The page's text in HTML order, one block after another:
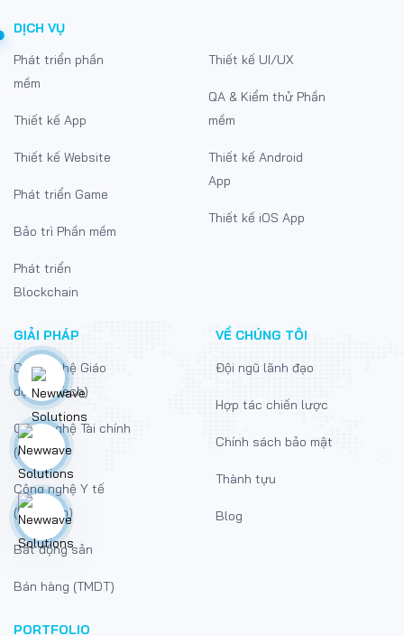
DỊCH VỤ
Phát triển phần
mềm
Thiết kế App
Thiết kế Website
Phát triển Game
Bảo trì Phần mềm
Phát triển
Blockchain
Thiết kế UI/UX
QA & Kiểm thử Phần
mềm
Thiết kế Android
App
Thiết kế iOS App
GIẢI PHÁP
Công nghệ Giáo
dục (EdTech)
Công nghệ Tài chính
(FinTech)
Công nghệ Y tế
(MedTech)
Bất động sản
Bán hàng (TMDT)
PORTFOLIO
VỀ CHÚNG TÔI
Đội ngũ lãnh đạo
Hợp tác chiến lược
Chính sách bảo mật
Thành tựu
Blog